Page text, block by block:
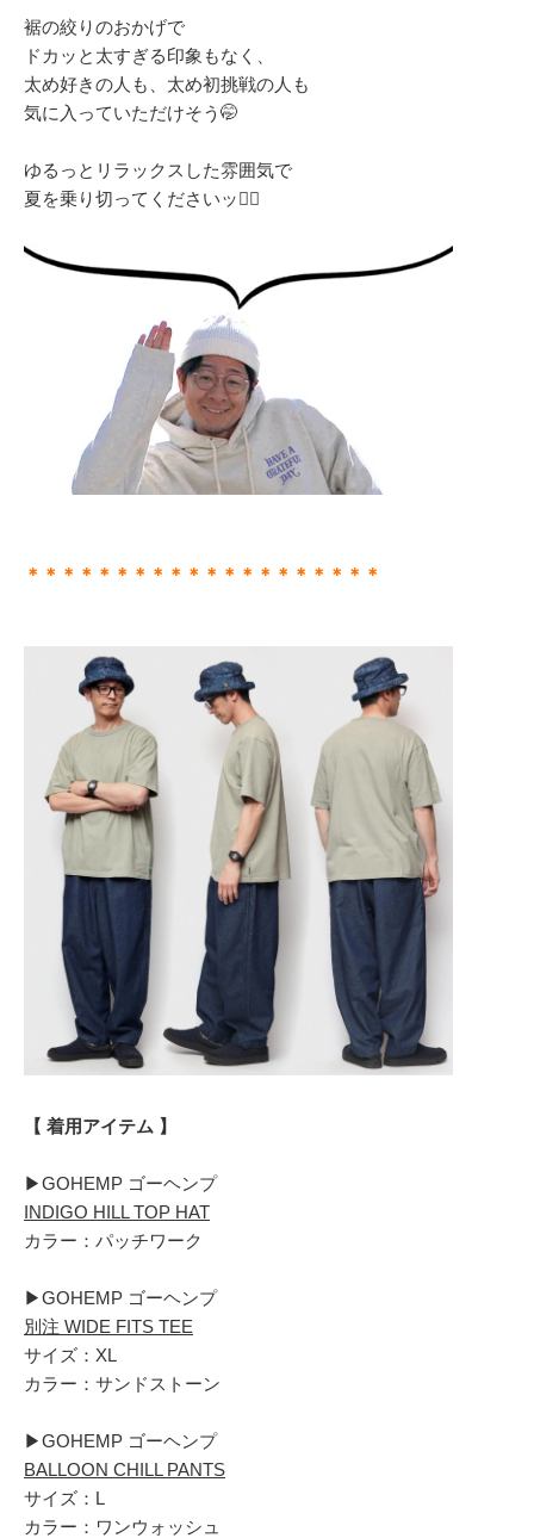
裾の絞りのおかげで
ドカッと太すぎる印象もなく、
太め好きの人も、太め初挑戦の人も
気に入っていただけそう🤭
ゆるっとリラックスした雰囲気で
夏を乗り切ってくださいッ👌🏻
＊＊＊＊＊＊＊＊＊＊＊＊＊＊＊＊＊＊＊＊
【 着用アイテム 】
▶︎GOHEMP ゴーヘンプ
INDIGO HILL TOP HAT
カラー：パッチワーク
▶︎GOHEMP ゴーヘンプ
別注 WIDE FITS TEE
サイズ：XL
カラー：サンドストーン
▶︎GOHEMP ゴーヘンプ
BALLOON CHILL PANTS
サイズ：L
カラー：ワンウォッシュ